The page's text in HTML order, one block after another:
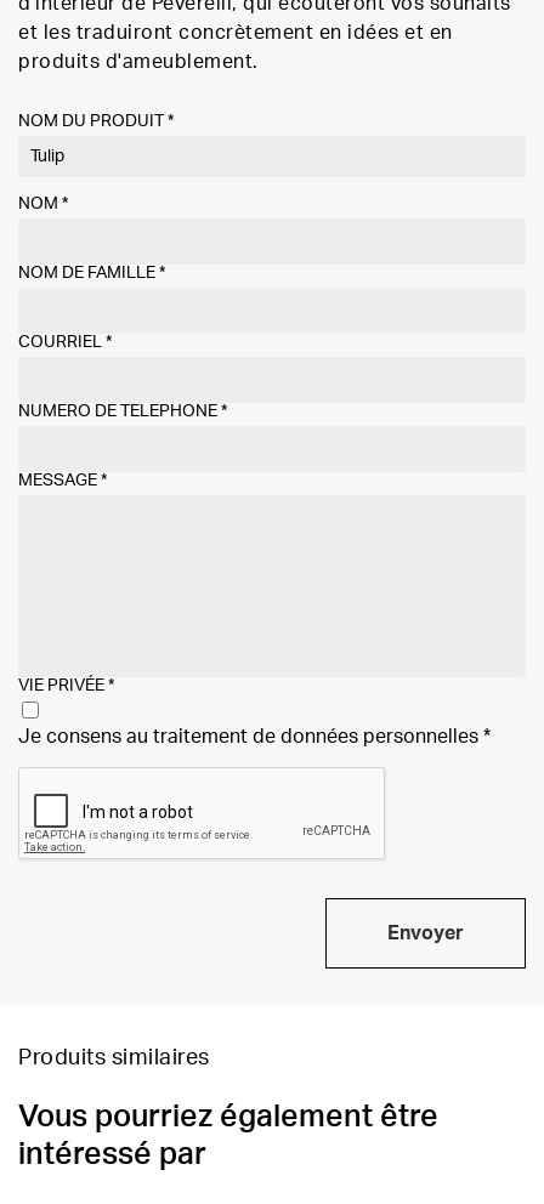
d'intérieur de Peverelli, qui écouteront vos souhaits
et les traduiront concrètement en idées et en
produits d'ameublement.
NOM DU PRODUIT *
NOM *
NOM DE FAMILLE *
COURRIEL *
NUMÉRO DE TÉLÉPHONE *
MESSAGE *
VIE PRIVÉE *
Je consens au traitement de données personnelles *
Envoyer
Produits similaires
Vous pourriez également être
intéressé par